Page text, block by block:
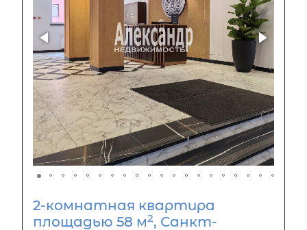
2-комнатная квартира
площадью 58 м2, Санкт-